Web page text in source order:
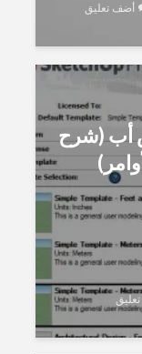
أضف تعليق
أب (شرح